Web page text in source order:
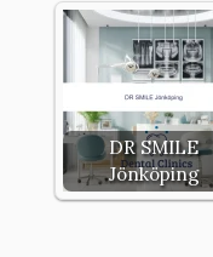
DR SMILE
Jönköping